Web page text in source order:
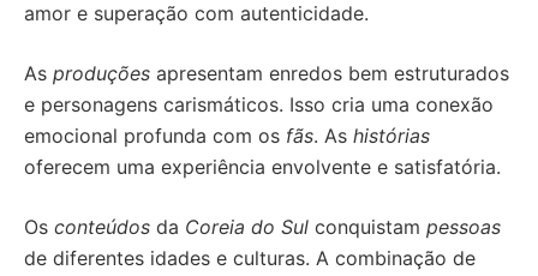
amor e superação com autenticidade.
As produções apresentam enredos bem estruturados
e personagens carismáticos. Isso cria uma conexão
emocional profunda com os fãs. As histórias
oferecem uma experiência envolvente e satisfatória.
Os conteúdos da Coreia do Sul conquistam pessoas
de diferentes idades e culturas. A combinação de